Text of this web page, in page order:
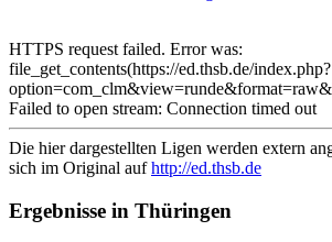
HTTPS request failed. Error was:
file_get_contents(https://ed.thsb.de/index.php?
Failed to open stream: Connection timed out
Die hier dargestellten Ligen werden extern
sich im Original aufhttp://ed.thsb.de
Ergebnisse in Thüringen